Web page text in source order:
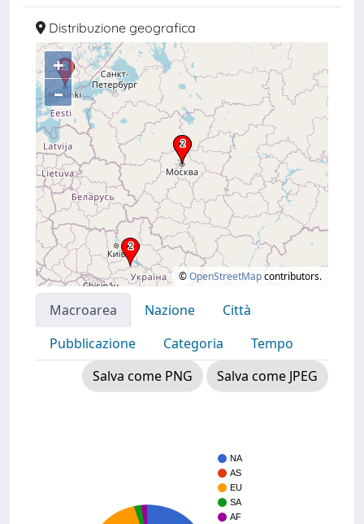
Distribuzione geografica
+
–
©OpenStreetMapcontributors.
Macroarea Nazione
Città
Pubblicazione
Categoria
Tempo
Salva come PNG
Salva come JPEG
NA
AS
EU
SA
AF